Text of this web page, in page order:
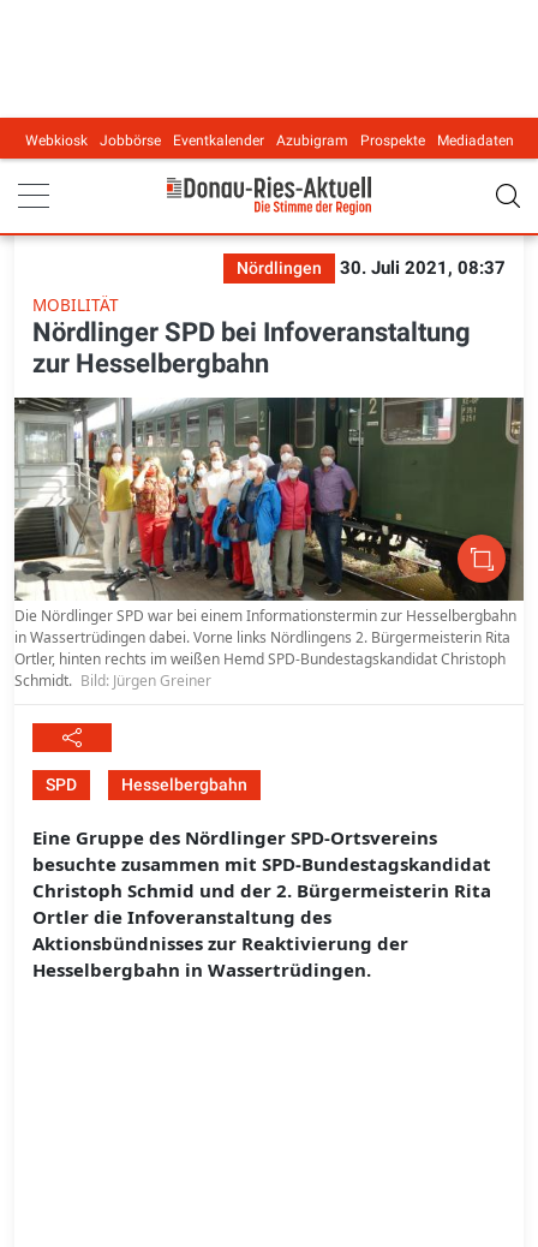
Main navigation
Webkiosk Jobbörse Eventkalender Azubigram Prospekte Mediadaten
Nördlingen
30. Juli 2021, 08:37
MOBILITÄT
Nördlinger SPD bei Infoveranstaltung
zur Hesselbergbahn
Die Nördlinger SPD war bei einem Informationstermin zur Hesselbergbahn
in Wassertrüdingen dabei. Vorne links Nördlingens 2. Bürgermeisterin Rita
Ortler, hinten rechts im weißen Hemd SPD-Bundestagskandidat Christoph
Schmidt. Bild: Jürgen Greiner
SPD Hesselbergbahn
Eine Gruppe des Nördlinger SPD-Ortsvereins
besuchte zusammen mit SPD-Bundestagskandidat
Christoph Schmid und der 2. Bürgermeisterin Rita
Ortler die Infoveranstaltung des
Aktionsbündnisses zur Reaktivierung der
Hesselbergbahn in Wassertrüdingen.